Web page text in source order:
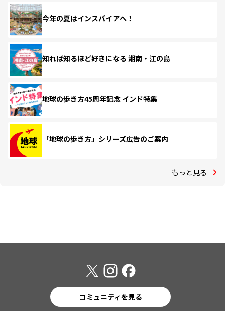
今年の夏はインスパイアへ！
知れば知るほど好きになる 湘南・江の島
地球の歩き方45周年記念 インド特集
「地球の歩き方」シリーズ広告のご案内
もっと見る
コミュニティを見る